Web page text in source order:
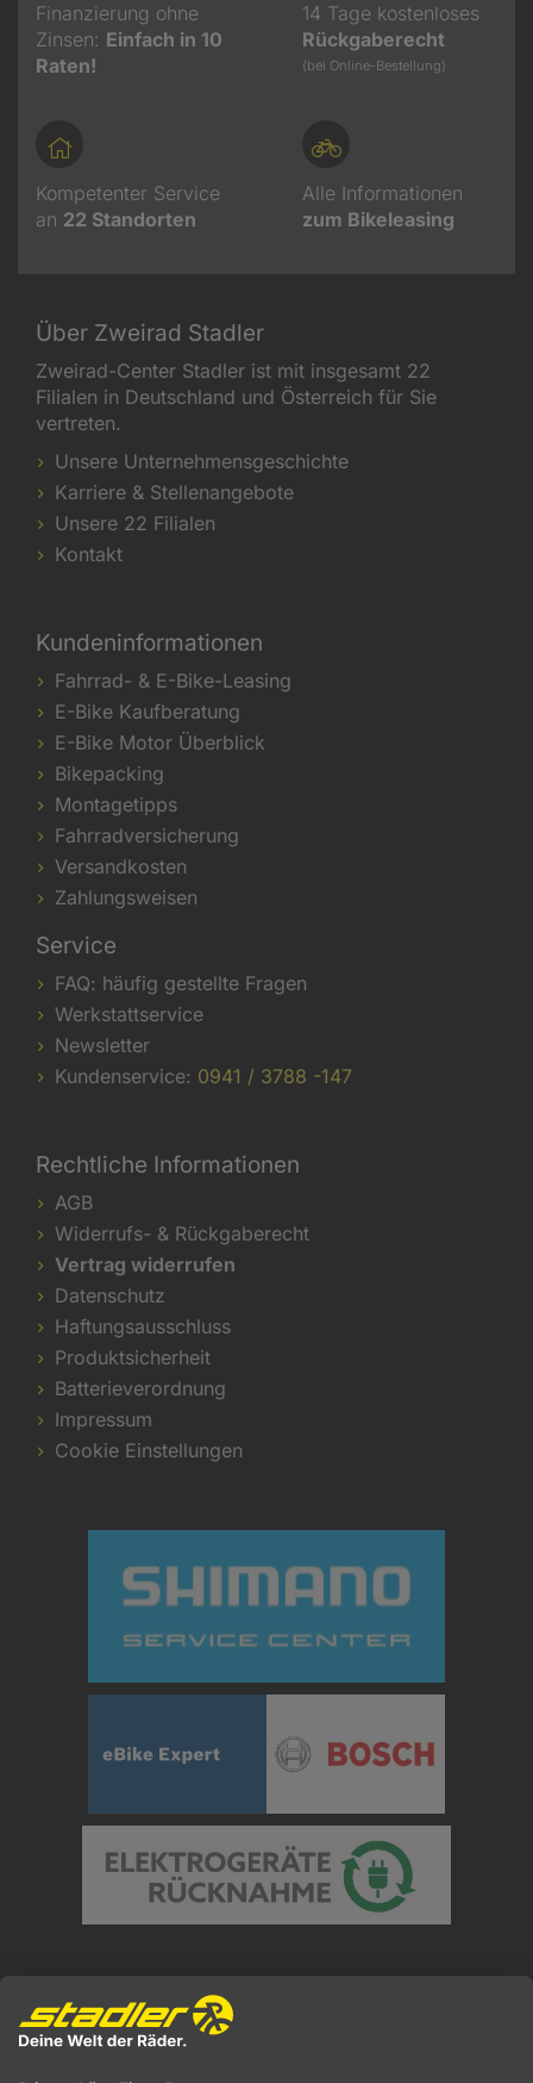
Finanzierung ohne
Zinsen: Einfach in 10
Raten!
14 Tage kostenloses
Rückgaberecht
(bei Online-Bestellung)
Kompetenter Service
an 22 Standorten
Alle Informationen
zum Bikeleasing
Über Zweirad Stadler
Zweirad-Center Stadler ist mit insgesamt 22
Filialen in Deutschland und Österreich für Sie
vertreten.
Unsere Unternehmensgeschichte
Karriere & Stellenangebote
Unsere 22 Filialen
Kontakt
Kundeninformationen
Fahrrad- & E-Bike-Leasing
E-Bike Kaufberatung
E-Bike Motor Überblick
Bikepacking
Montagetipps
Fahrradversicherung
Versandkosten
Zahlungsweisen
Service
FAQ: häufig gestellte Fragen
Werkstattservice
Newsletter
Kundenservice: 0941 / 3788 -147
Rechtliche Informationen
AGB
Widerrufs- & Rückgaberecht
Vertrag widerrufen
Datenschutz
Haftungsausschluss
Produktsicherheit
Batterieverordnung
Impressum
Cookie Einstellungen